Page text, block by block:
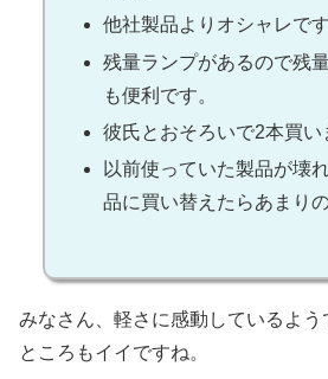
他社製品よりオシャレです
残量ランプがあるので残
も便利です。
彼氏とおそろいで2本買い
以前使っていた製品が壊
品に買い替えたらあまり
みなさん、軽さに感動しているよ
ところもイイですね。